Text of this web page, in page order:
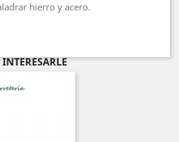
hierro y acero.